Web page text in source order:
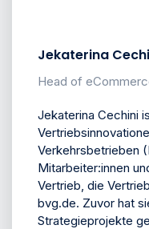
Jekaterina
Head of
Jekaterina Cechini
Verkehrsbetrieben
Mitarbeiter:innen
Vertrieb, die
bvg.de. Zuvor hat
Strategieprojekte